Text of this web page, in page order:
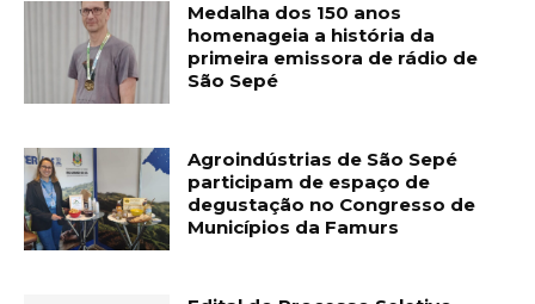
Medalha dos 150 anos
homenageia a história da
primeira emissora de rádio de
São Sepé
Agroindústrias de São Sepé
participam de espaço de
degustação no Congresso de
Municípios da Famurs